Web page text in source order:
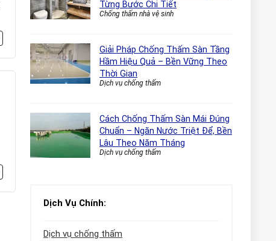
Từng Bước Chi Tiết
Chống thấm nhà vệ sinh
Giải Pháp Chống Thấm Sàn Tầng
Hầm Hiệu Quả – Bền Vững Theo
Thời Gian
Dịch vụ chống thấm
Cách Chống Thấm Sàn Mái Đúng
Chuẩn – Ngăn Nước Triệt Để, Bền
Lâu Theo Năm Tháng
Dịch vụ chống thấm
Dịch Vụ Chính:
Dịch vụ chống thấm